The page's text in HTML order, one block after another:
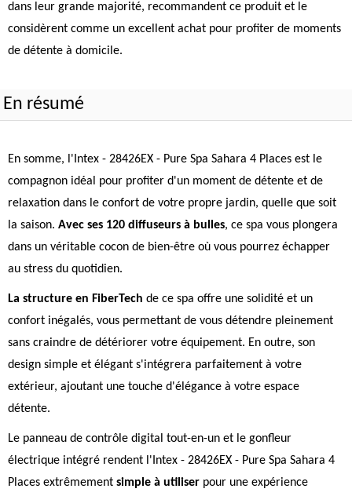
dans leur grande majorité, recommandent ce produit et le
considèrent comme un excellent achat pour profiter de moments
de détente à domicile.
En résumé
En somme, l'Intex - 28426EX - Pure Spa Sahara 4 Places est le
compagnon idéal pour profiter d'un moment de détente et de
relaxation dans le confort de votre propre jardin, quelle que soit
la saison. Avec ses 120 diffuseurs à bulles, ce spa vous plongera
dans un véritable cocon de bien-être où vous pourrez échapper
au stress du quotidien.
La structure en FiberTech de ce spa offre une solidité et un
confort inégalés, vous permettant de vous détendre pleinement
sans craindre de détériorer votre équipement. En outre, son
design simple et élégant s'intégrera parfaitement à votre
extérieur, ajoutant une touche d'élégance à votre espace
détente.
Le panneau de contrôle digital tout-en-un et le gonfleur
électrique intégré rendent l'Intex - 28426EX - Pure Spa Sahara 4
Places extrêmement simple à utiliser pour une expérience